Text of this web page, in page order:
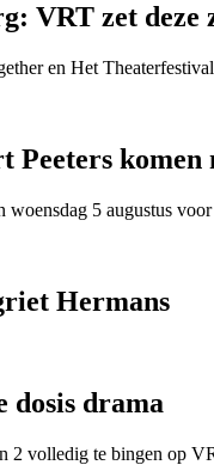
VRT zet
en Het Theaterfestival
Peeters
5 augustus
Hermans
dosis drama
2 volledig te bingen op